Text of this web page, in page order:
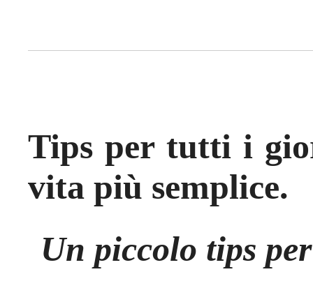
Tips per tutti i
vita più semplice.
Un piccolo tips